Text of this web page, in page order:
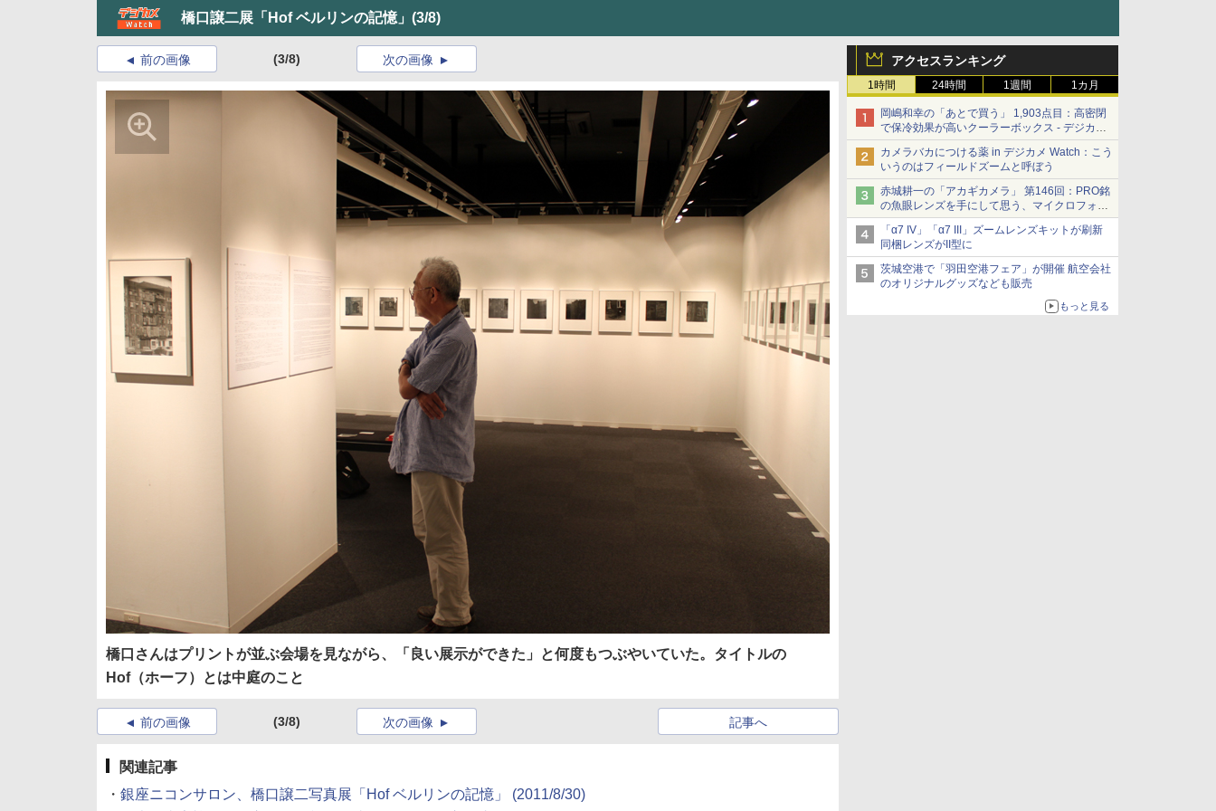
橋口譲二展「Hof ベルリンの記憶」 (3/8)
アクセスランキング
1時間 24時間 1週間 1カ月
岡嶋和幸の「あとで買う」 1,903点目：高密閉
で保冷効果が高いクーラーボックス - デジカメ
Watch
カメラバカにつける薬 in デジカメ Watch：こう
いうのはフィールドズームと呼ぼう
赤城耕一の「アカギカメラ」 第146回：PRO銘
の魚眼レンズを手にして思う、マイクロフォー
サーズへの期待と可能性
「α7 IV」「α7 III」ズームレンズキットが刷新
同梱レンズがII型に
茨城空港で「羽田空港フェア」が開催 航空会社
のオリジナルグッズなども販売
もっと見る
前の画像 (3/8) 次の画像
橋口さんはプリントが並ぶ会場を見ながら、「良い展示ができた」と何度もつぶやいていた。タイトルの
Hof（ホーフ）とは中庭のこと
前の画像 (3/8) 記事へ
次の画像
関連記事
・ 銀座ニコンサロン、橋口譲二写真展「Hof ベルリンの記憶」 (2011/8/30)